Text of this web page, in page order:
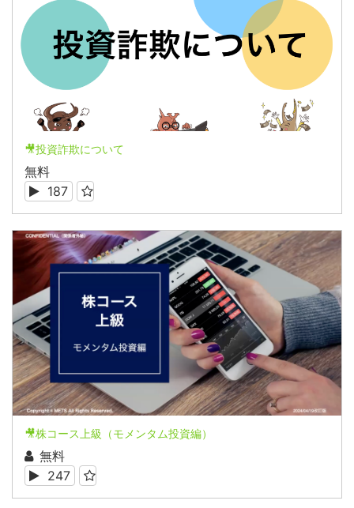
🎥投資詐欺について
無料
187
🎥株コース上級（モメンタム投資編）
無料
247